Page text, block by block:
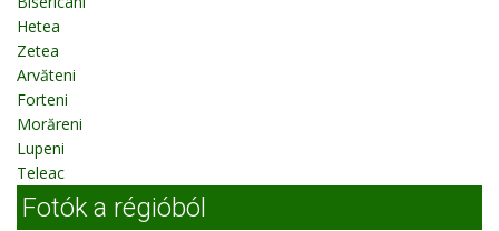
Hetea
Zetea
Arvăteni
Forteni
Morăreni
Lupeni
Teleac
Fotók a régióból